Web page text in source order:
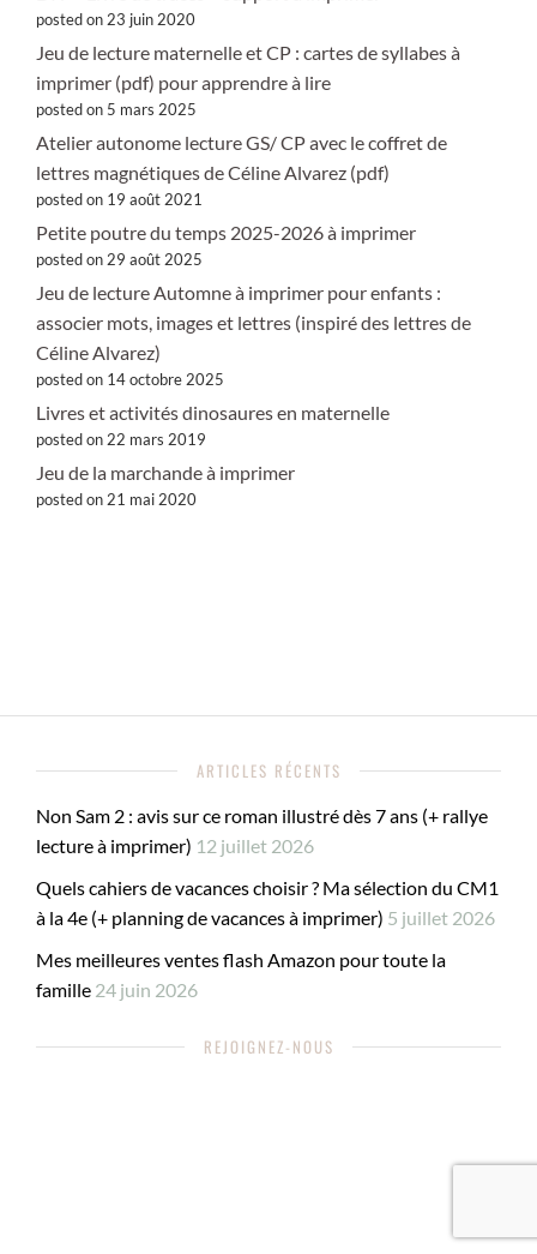
posted on 23 juin 2020
Jeu de lecture maternelle et CP : cartes de syllabes à
imprimer (pdf) pour apprendre à lire
posted on 5 mars 2025
Atelier autonome lecture GS/ CP avec le coffret de
lettres magnétiques de Céline Alvarez (pdf)
posted on 19 août 2021
Petite poutre du temps 2025-2026 à imprimer
posted on 29 août 2025
Jeu de lecture Automne à imprimer pour enfants :
associer mots, images et lettres (inspiré des lettres de
Céline Alvarez)
posted on 14 octobre 2025
Livres et activités dinosaures en maternelle
posted on 22 mars 2019
Jeu de la marchande à imprimer
posted on 21 mai 2020
ARTICLES RÉCENTS
Non Sam 2 : avis sur ce roman illustré dès 7 ans (+ rallye
lecture à imprimer) 12 juillet 2026
Quels cahiers de vacances choisir ? Ma sélection du CM1
à la 4e (+ planning de vacances à imprimer) 5 juillet 2026
Mes meilleures ventes flash Amazon pour toute la
famille 24 juin 2026
REJOIGNEZ-NOUS